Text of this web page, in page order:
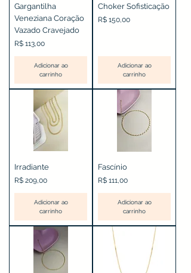
Gargantilha
Veneziana Coração
Vazado Cravejado
Preço
R$ 113,00
Adicionar ao
carrinho
Choker Sofisticação
Preço
R$ 150,00
Adicionar ao
carrinho
Irradiante
Preço
R$ 209,00
Adicionar ao
carrinho
Fascínio
Preço
R$ 111,00
Adicionar ao
carrinho